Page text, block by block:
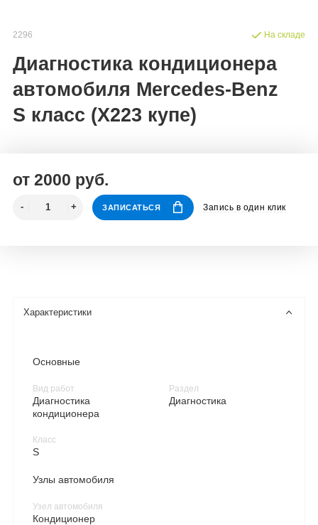
2296
Диагностика кондиционера
автомобиля Mercedes-Benz
S класс (X223 купе)
На складе
от 2000 руб.
ЗАПИСАТЬСЯ Запись в один клик
Характеристики
Основные
Вид работ
Диагностика
кондиционера
Класс
S
Раздел
Диагностика
Узлы автомобиля
Узел автомобиля
Кондиционер